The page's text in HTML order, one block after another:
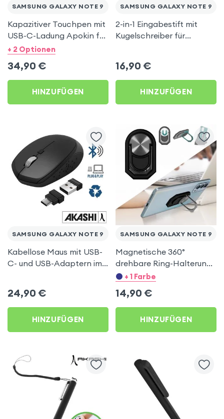
SAMSUNG GALAXY NOTE 9
Kapazitiver Touchpen mit
USB-C-Ladung Apokin für
Samsung Galaxy Note 9
+ 2 Optionen
34,90 €
HINZUFÜGEN
SAMSUNG GALAXY NOTE 9
2-in-1 Eingabestift mit
Kugelschreiber für
/ Schwarz
16,90 €
HINZUFÜGEN
SAMSUNG GALAXY NOTE 9
Kabellose Maus mit USB-
C- und USB-Adaptern im
Samsung Galaxy Note 9
24,90 €
HINZUFÜGEN
SAMSUNG GALAXY NOTE 9
Magnetische 360°
drehbare Ring-Halterung
– Schwarz für Samsung
+ 1 Farbe
14,90 €
HINZUFÜGEN